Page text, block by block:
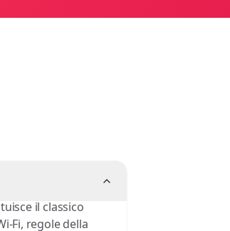
il classico
Fi, regole della